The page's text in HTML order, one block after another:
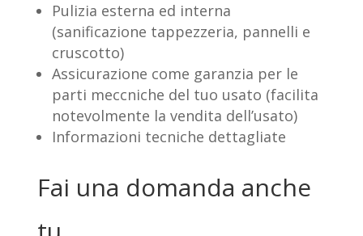
Pulizia esterna ed interna
(sanificazione tappezzeria, pannelli e
cruscotto)
Assicurazione come garanzia per le
parti meccniche del tuo usato (facilita
notevolmente la vendita dell’usato)
Informazioni tecniche dettagliate
Fai una domanda anche